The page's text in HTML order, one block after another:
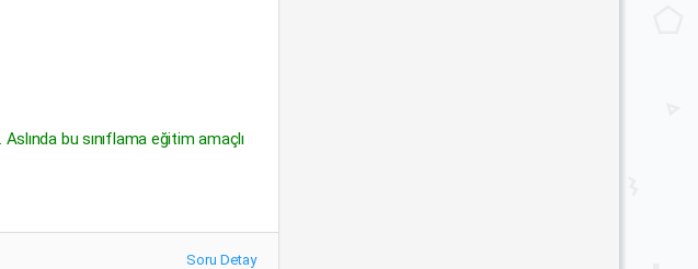
bu sınıflama eğitim amaçlı
Soru Detay